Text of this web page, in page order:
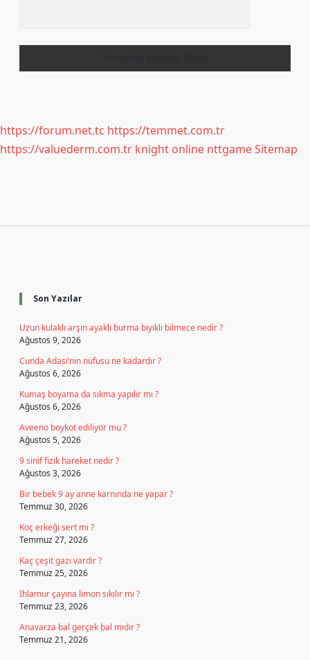
https://forum.net.tc https://temmet.com.tr
https://valuederm.com.tr knight online nttgameSitemap
Son Yazılar
Uzun kulaklı arşın ayaklı burma bıyıklı bilmece nedir ?
Ağustos 9, 2026
Cunda Adası’nın nüfusu ne kadardır ?
Ağustos 6, 2026
Kumaş boyama da sıkma yapılır mı ?
Ağustos 6, 2026
Aveeno boykot ediliyor mu ?
Ağustos 5, 2026
9 sinif fizik hareket nedir ?
Ağustos 3, 2026
Bir bebek 9 ay anne karnında ne yapar ?
Temmuz 30, 2026
Koç erkeği sert mi ?
Temmuz 27, 2026
Kaç çeşit gazı vardır ?
Temmuz 25, 2026
Ihlamur çayına limon sıkılır mı ?
Temmuz 23, 2026
Anavarza bal gerçek bal mıdır ?
Temmuz 21, 2026